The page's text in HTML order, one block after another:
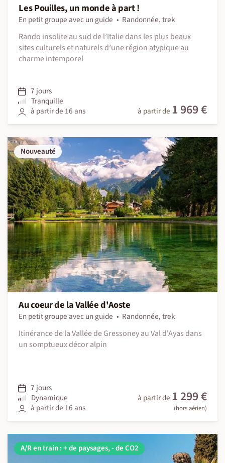
Les Pouilles, un monde à part !
En petit groupe avec un guide
Randonnée, trek
Rando insolite au sud de l’Italie dans les plus beaux
sites culturels et naturels d’une région atypique au
charme intemporel
7 jours
Tranquille
à partir de 16 ans
à partir de 1 969 €
Nouveauté
Au coeur de la Vallée d'Aoste
En petit groupe avec un guide
Randonnée, trek
Itinérance de la Vallée de Gressoney au Val d'Ayas dans
un somptueux décor alpin
7 jours
Dynamique
à partir de 16 ans
à partir de 1 299 €
(hors aérien)
A/R en train : + de paysages, - de CO2